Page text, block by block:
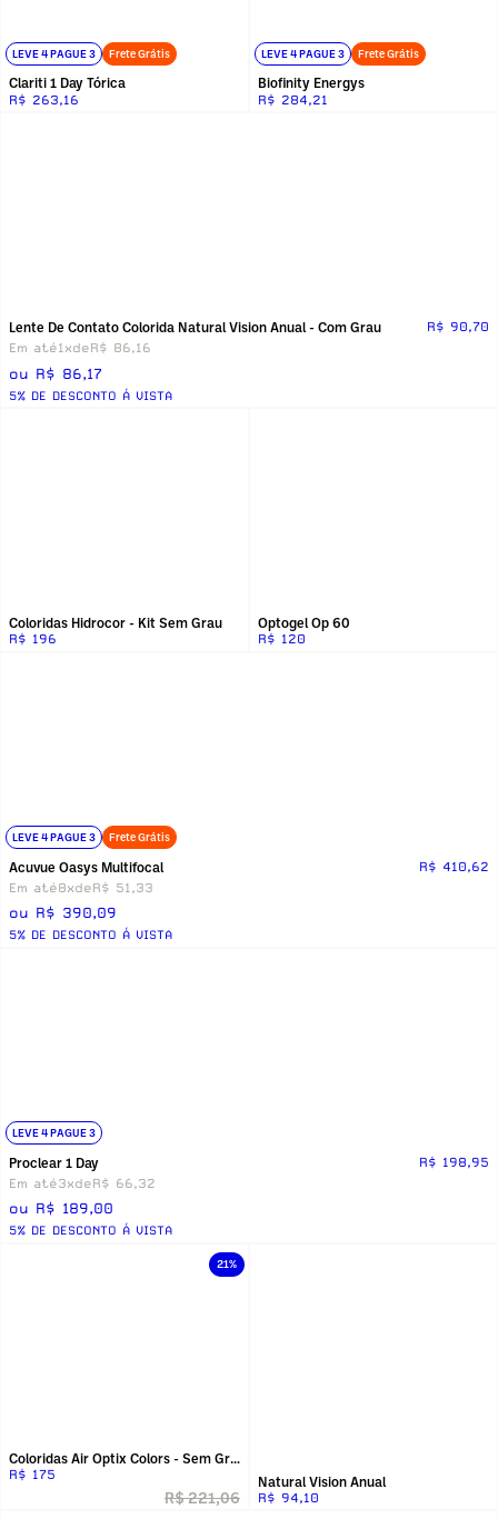
LEVE 4 PAGUE 3 Frete Grátis
Clariti 1 Day Tórica
R$ 263,16
LEVE 4 PAGUE 3 Frete Grátis
Biofinity Energys
R$ 284,21
Lente De Contato Colorida Natural Vision Anual - Com Grau
R$ 90,70
Em até1xdeR$ 86,16
ou R$ 86,17
5% DE DESCONTO Á VISTA
Coloridas Hidrocor - Kit Sem Grau
R$ 196
Optogel Op 60
R$ 120
LEVE 4 PAGUE 3 Frete Grátis
Acuvue Oasys Multifocal
R$ 410,62
Em até8xdeR$ 51,33
ou R$ 390,09
5% DE DESCONTO Á VISTA
LEVE 4 PAGUE 3
Proclear 1 Day
R$ 198,95
Em até3xdeR$ 66,32
ou R$ 189,00
5% DE DESCONTO Á VISTA
21%
Coloridas Air Optix Colors - Sem Grau
R$ 175
R$ 221,06
Natural Vision Anual
R$ 94,10